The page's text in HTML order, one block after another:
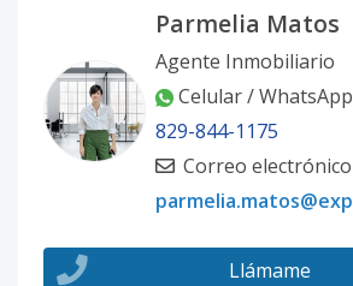
Parmelia Matos
Agente Inmobiliario
Celular / WhatsApp
829-844-1175
Correo electrónico
Llámame